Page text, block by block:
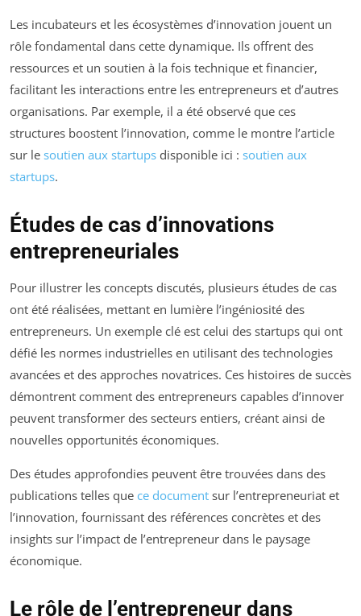
Les incubateurs et les écosystèmes d’innovation jouent un
rôle fondamental dans cette dynamique. Ils offrent des
ressources et un soutien à la fois technique et financier,
facilitant les interactions entre les entrepreneurs et d’autres
organisations. Par exemple, il a été observé que ces
structures boostent l’innovation, comme le montre l’article
sur le soutien aux startups disponible ici : soutien aux
startups.
Études de cas d’innovations
entrepreneuriales
Pour illustrer les concepts discutés, plusieurs études de cas
ont été réalisées, mettant en lumière l’ingéniosité des
entrepreneurs. Un exemple clé est celui des startups qui ont
défié les normes industrielles en utilisant des technologies
avancées et des approches novatrices. Ces histoires de succès
démontrent comment des entrepreneurs capables d’innover
peuvent transformer des secteurs entiers, créant ainsi de
nouvelles opportunités économiques.
Des études approfondies peuvent être trouvées dans des
publications telles que ce document sur l’entrepreneuriat et
l’innovation, fournissant des références concrètes et des
insights sur l’impact de l’entrepreneur dans le paysage
économique.
Le rôle de l’entrepreneur dans